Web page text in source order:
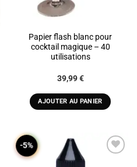
Papier flash blanc pour
cocktail magique – 40
utilisations
39,99€
AJOUTER AU PANIER
-5%